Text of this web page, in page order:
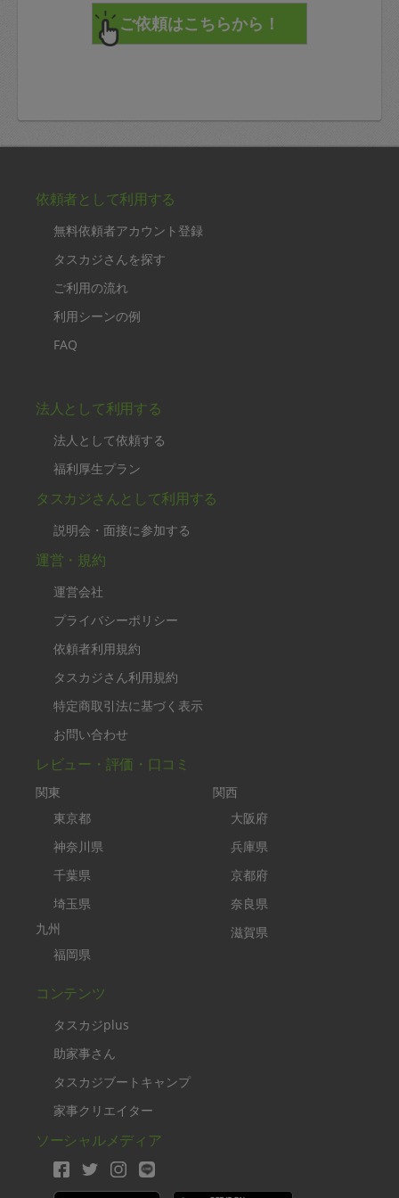
依頼者として利用する
無料依頼者アカウント登録
タスカジさんを探す
ご利用の流れ
利用シーンの例
FAQ
法人として利用する
法人として依頼する
福利厚生プラン
タスカジさんとして利用する
説明会・面接に参加する
運営・規約
運営会社
プライバシーポリシー
依頼者利用規約
タスカジさん利用規約
特定商取引法に基づく表示
お問い合わせ
レビュー・評価・口コミ
関東
東京都
神奈川県
千葉県
埼玉県
九州
福岡県
関西
大阪府
兵庫県
京都府
奈良県
滋賀県
コンテンツ
タスカジplus
助家事さん
タスカジブートキャンプ
家事クリエイター
ソーシャルメディア